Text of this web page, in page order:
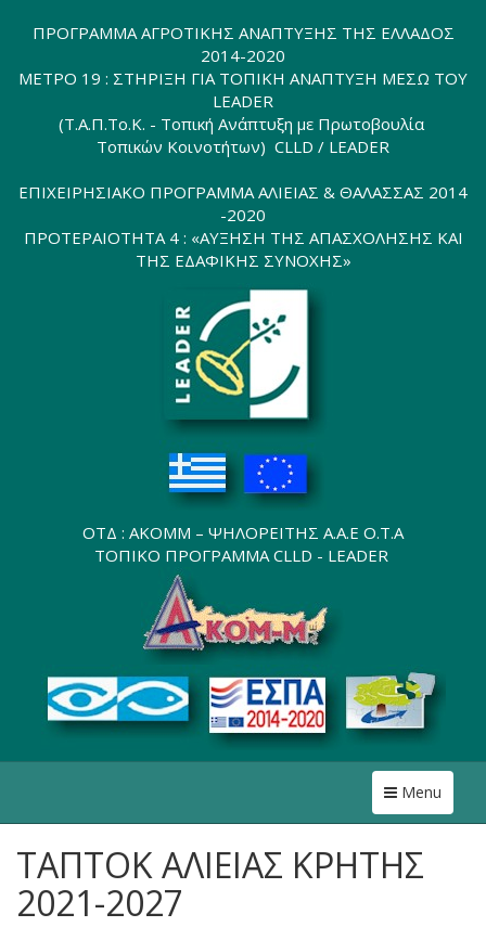
ΠΡΟΓΡΑΜΜΑ ΑΓΡΟΤΙΚΗΣ ΑΝΑΠΤΥΞΗΣ ΤΗΣ ΕΛΛΑΔΟΣ
2014-2020
ΜΕΤΡΟ 19 : ΣΤΗΡΙΞΗ ΓΙΑ ΤΟΠΙΚΗ ΑΝΑΠΤΥΞΗ ΜΕΣΩ ΤΟΥ
LEADER
(Τ.Α.Π.Το.Κ. - Τοπική Ανάπτυξη με Πρωτοβουλία
Τοπικών Κοινοτήτων) CLLD / LEADER
ΕΠΙΧΕΙΡΗΣΙΑΚΟ ΠΡΟΓΡΑΜΜΑ ΑΛΙΕΙΑΣ & ΘΑΛΑΣΣΑΣ 2014
-2020
ΠΡΟΤΕΡΑΙΟΤΗΤΑ 4 : «ΑΥΞΗΣΗ ΤΗΣ ΑΠΑΣΧΟΛΗΣΗΣ ΚΑΙ
ΤΗΣ ΕΔΑΦΙΚΗΣ ΣΥΝΟΧΗΣ»
ΟΤΔ : AKOMM – ΨΗΛΟΡΕΙΤΗΣ Α.Α.Ε Ο.Τ.Α
ΤΟΠΙΚΟ ΠΡΟΓΡΑΜΜΑ CLLD - LEADER
Menu
ΤΑΠΤΟΚ ΑΛΙΕΙΑΣ ΚΡΗΤΗΣ
2021-2027